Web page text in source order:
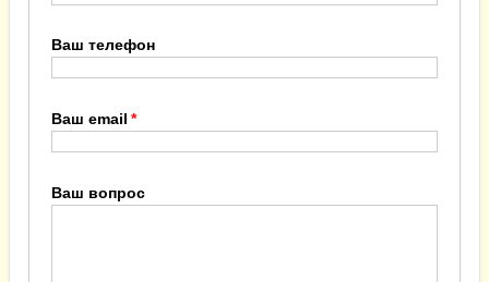
Ваш телефон
Ваш email
Ваш вопрос